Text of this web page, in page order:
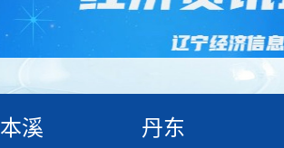
本溪 丹东